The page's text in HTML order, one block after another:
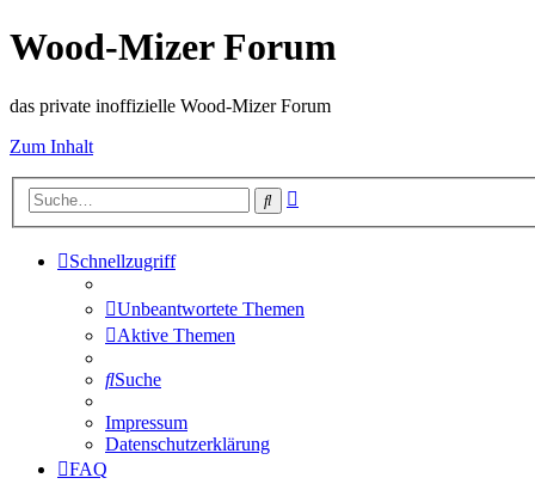
Wood-Mizer Forum
das private inoffizielle Wood-Mizer Forum
Zum Inhalt
Suche
Schnellzugriff
Unbeantwortete Themen
Aktive Themen
Suche
Impressum
Datenschutzerklärung
FAQ